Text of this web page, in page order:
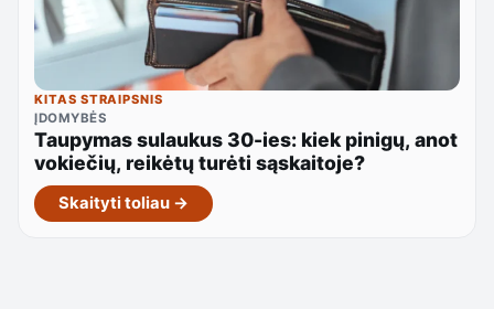
KITAS STRAIPSNIS
ĮDOMYBĖS
Taupymas sulaukus 30-ies: kiek pinigų, anot
vokiečių, reikėtų turėti sąskaitoje?
Skaityti toliau →